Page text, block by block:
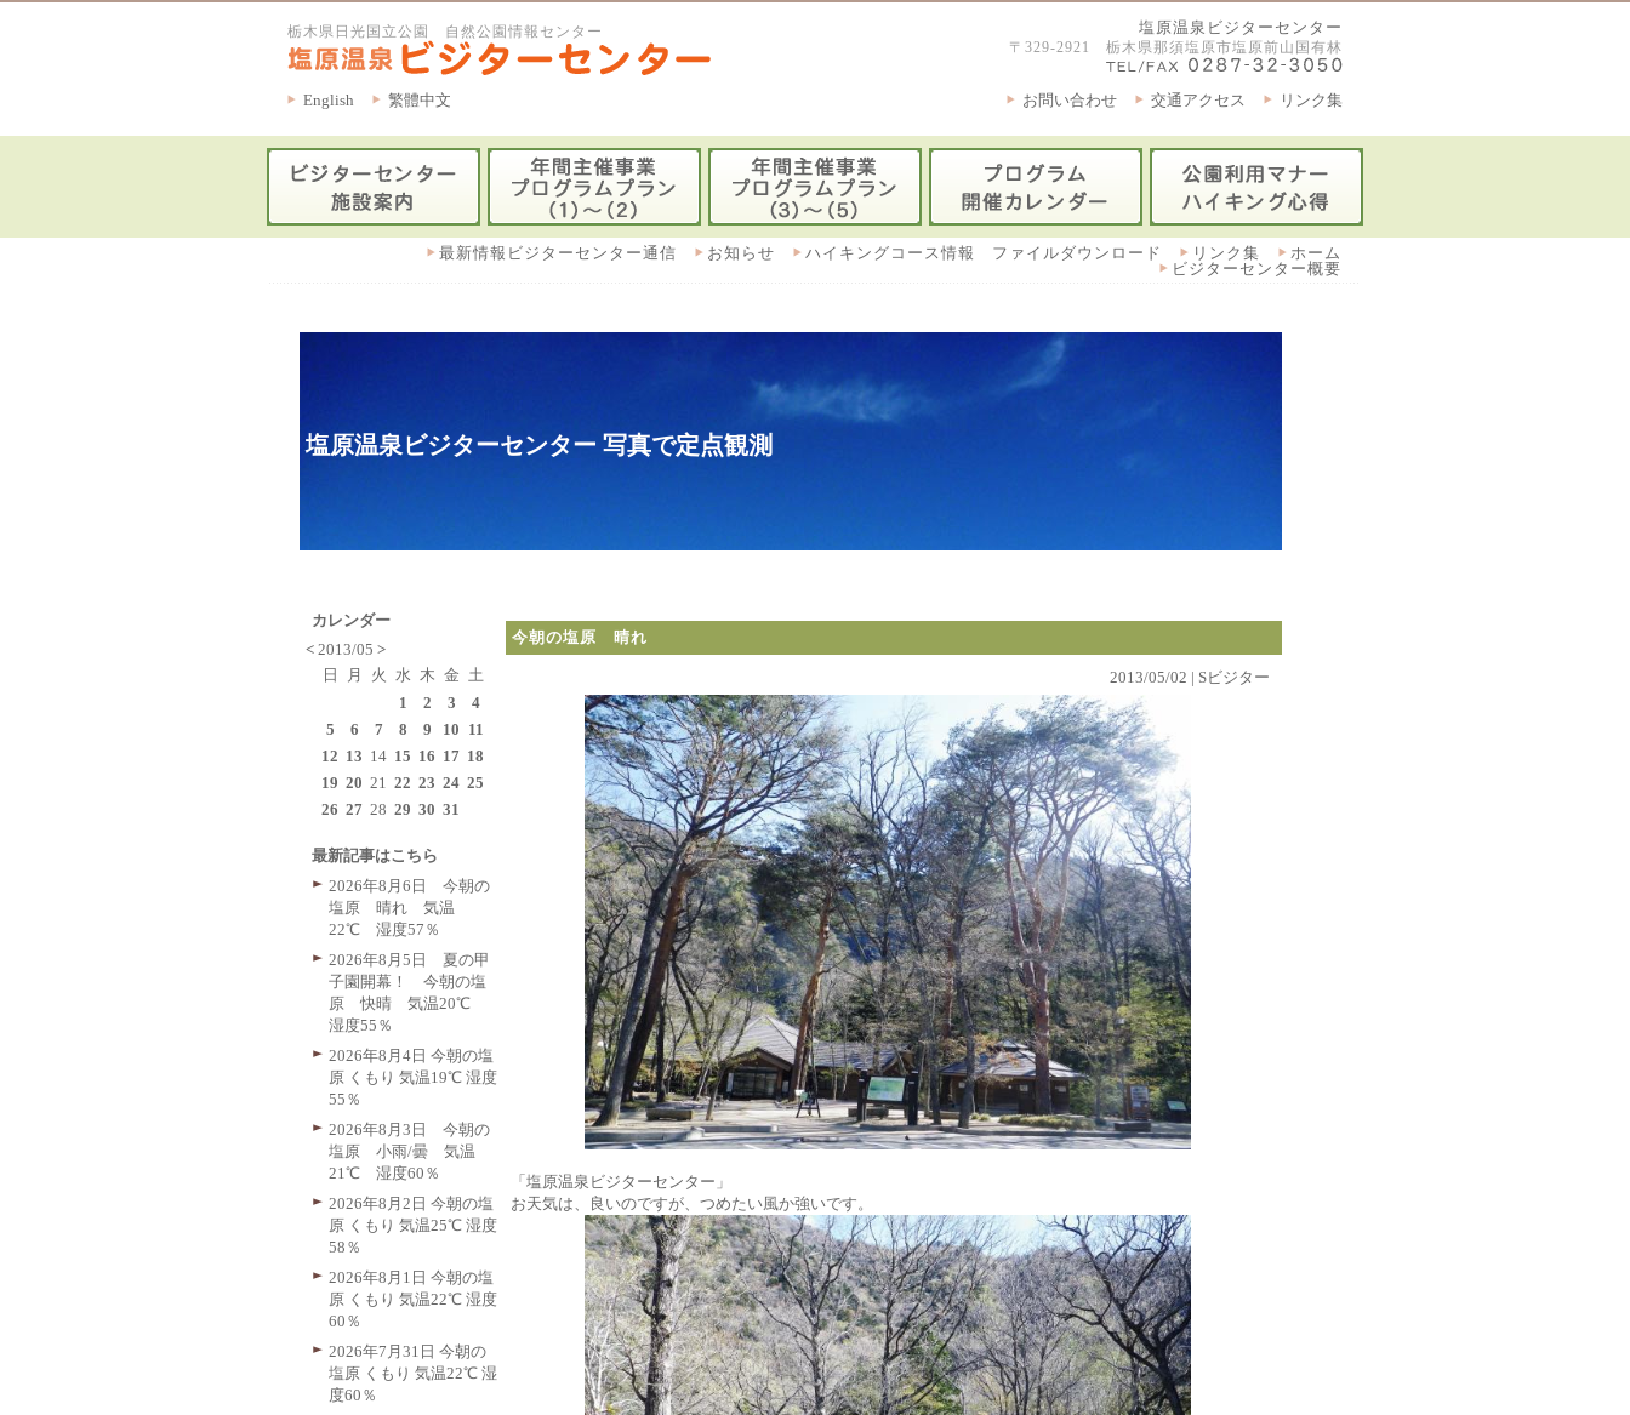
栃木県日光国立公園 自然公園情報センター 塩原温泉ビジターセンター
〒329-2921 栃木県那須塩原市塩原前山国有林
English 繁體中文 リンク集
交通アクセス
お問い合わせ
ホーム
リンク集
ハイキングコース情報 ファイルダウンロード
お知らせ
最新情報ビジターセンター通信
ビジターセンター概要
塩原温泉ビジターセンター 写真で定点観測
今朝の塩原 晴れ
2013/05/02 | Sビジター
「塩原温泉ビジターセンター」
お天気は、良いのですが、つめたい風か強いです。
カレンダー
< 2013/05 >
日
月 火 水 木 金 土
1
2 3
4
5
6 7 8 9 10 11
12 13 14 15 16 17 18
19 20 21 22 23 24 25
26 27 28 29 30 31
最新記事はこちら
2026年8月6日 今朝の
塩原 晴れ 気温
22℃ 湿度57％
2026年8月5日 夏の甲
子園開幕！ 今朝の塩
原 快晴 気温20℃
湿度55％
2026年8月4日 今朝の塩
原 くもり 気温19℃ 湿度
55％
2026年8月3日 今朝の
塩原 小雨/曇 気温
21℃ 湿度60％
2026年8月2日 今朝の塩
原 くもり 気温25℃ 湿度
58％
2026年8月1日 今朝の塩
原 くもり 気温22℃ 湿度
60％
2026年7月31日 今朝の
塩原 くもり 気温22℃ 湿
度60％